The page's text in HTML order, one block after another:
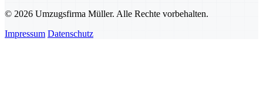
© 2026 Umzugsfirma Müller. Alle Rechte vorbehalten.
Impressum Datenschutz